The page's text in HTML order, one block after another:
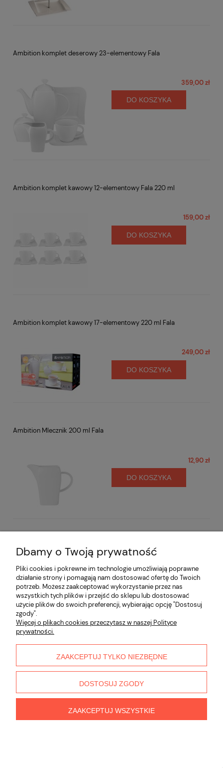
Ambition komplet deserowy 23-elementowy Fala
359,00 zł
DO KOSZYKA
Ambition komplet kawowy 12-elementowy Fala 220 ml
159,00 zł
DO KOSZYKA
Ambition komplet kawowy 17-elementowy 220 ml Fala
249,00 zł
DO KOSZYKA
Ambition Mlecznik 200 ml Fala
12,90 zł
DO KOSZYKA
Ambition Półmisek 31 x 21 cm Fala
42,90 zł
DO KOSZYKA
83,90 zł
DO KOSZYKA
Dbamy o Twoją prywatność
Pliki cookies i pokrewne im technologie umożliwiają poprawne
działanie strony i pomagają nam dostosować ofertę do Twoich
potrzeb. Możesz zaakceptować wykorzystanie przez nas
wszystkich tych plików i przejść do sklepu lub dostosować
użycie plików do swoich preferencji, wybierając opcję "Dostosuj
zgody".
Więcej o plikach cookies przeczytasz w naszej Polityce
prywatności.
ZAAKCEPTUJ TYLKO NIEZBĘDNE
DOSTOSUJ ZGODY
ZAAKCEPTUJ WSZYSTKIE